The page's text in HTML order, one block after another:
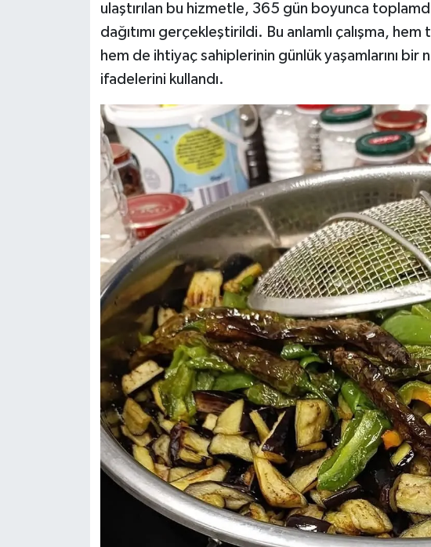
ulaştırılan bu hizmetle, 365 gün boyunca
dağıtımı gerçekleştirildi. Bu anlamlı çalışma,
hem de ihtiyaç sahiplerinin günlük yaşamlarını bir
ifadelerini kullandı.